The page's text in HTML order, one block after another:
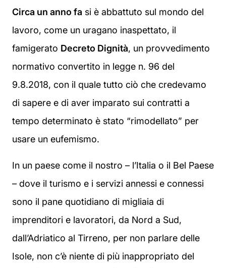
Circa un anno fa si è abbattuto sul mondo del
lavoro, come un uragano inaspettato, il
famigerato Decreto Dignità, un provvedimento
normativo convertito in legge n. 96 del
9.8.2018, con il quale tutto ciò che credevamo
di sapere e di aver imparato sui contratti a
tempo determinato è stato “rimodellato” per
usare un eufemismo.
In un paese come il nostro – l’Italia o il Bel Paese
– dove il turismo e i servizi annessi e connessi
sono il pane quotidiano di migliaia di
imprenditori e lavoratori, da Nord a Sud,
dall’Adriatico al Tirreno, per non parlare delle
Isole, non c’è niente di più inappropriato del